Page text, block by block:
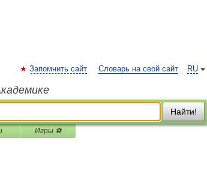
RU
Запомнить сайт Словарь на свой сайт
Найти!
Игры ⚽